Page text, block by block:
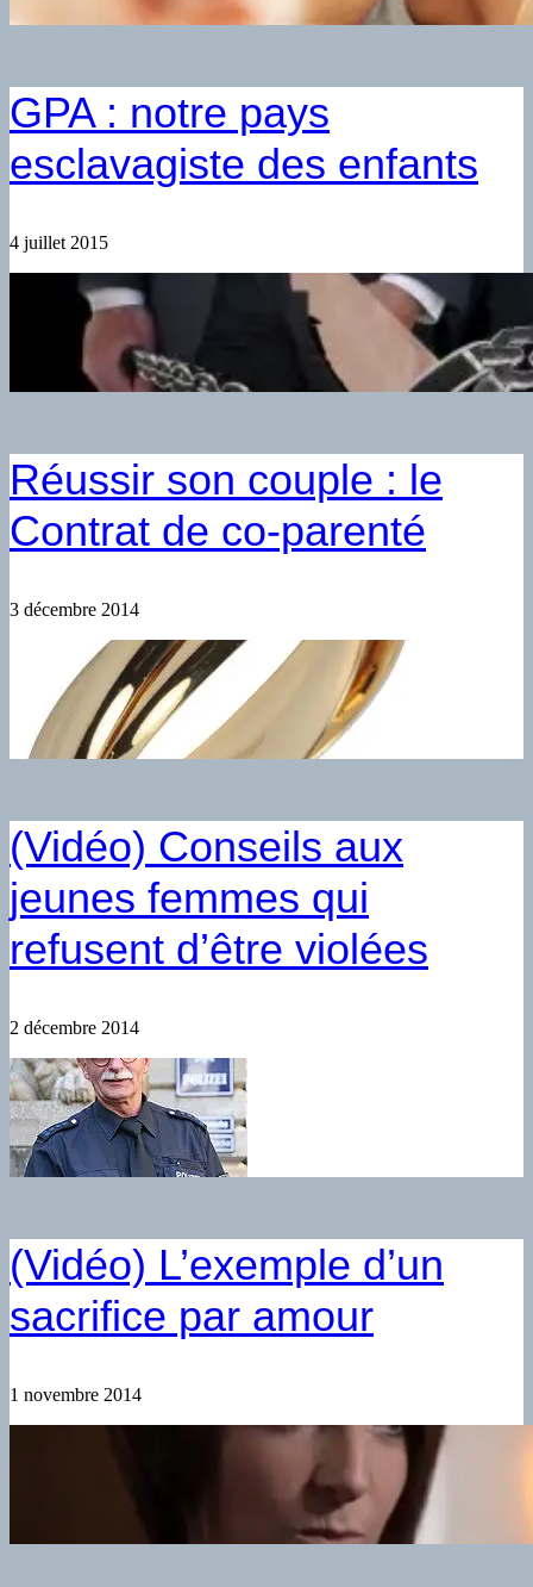
GPA : notre pays
esclavagiste des enfants
4 juillet 2015
Réussir son couple : le
Contrat de co-parenté
3 décembre 2014
(Vidéo) Conseils aux
jeunes femmes qui
refusent d’être violées
2 décembre 2014
(Vidéo) L’exemple d’un
sacrifice par amour
1 novembre 2014